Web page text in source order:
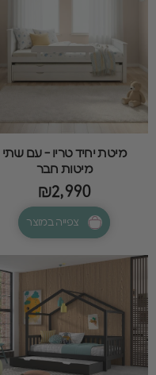
מיטת יחיד טריו - עם שתי
מיטות חבר
₪2,990
צפייה במוצר